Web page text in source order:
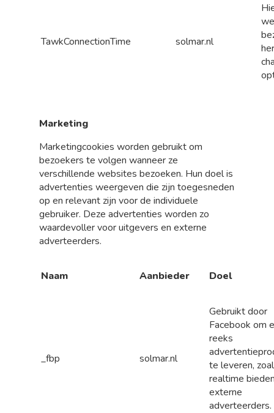
TawkConnectionTime solmar.nl
Marketing
Marketingcookies worden gebruikt om
bezoekers te volgen wanneer ze
verschillende websites bezoeken. Hun doel is
advertenties weergeven die zijn toegesneden
op en relevant zijn voor de individuele
gebruiker. Deze advertenties worden zo
waardevoller voor uitgevers en externe
adverteerders.
Naam Aanbieder Doel
_fbp solmar.nl
Gebruikt door
Facebook om
reeks
te leveren,
realtime
externe
adverteerders.